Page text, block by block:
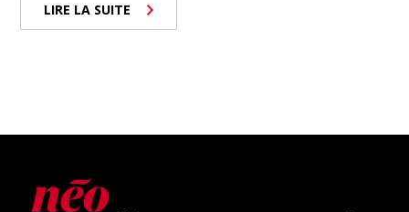
LIRE LA SUITE